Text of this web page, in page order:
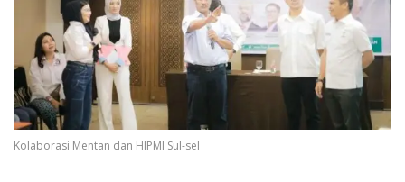
Kolaborasi Mentan dan HIPMI Sul-sel